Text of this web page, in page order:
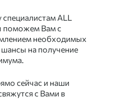
специалистам ALL
поможем Вам с
необходимых
на получение
сейчас и наши
с Вами в